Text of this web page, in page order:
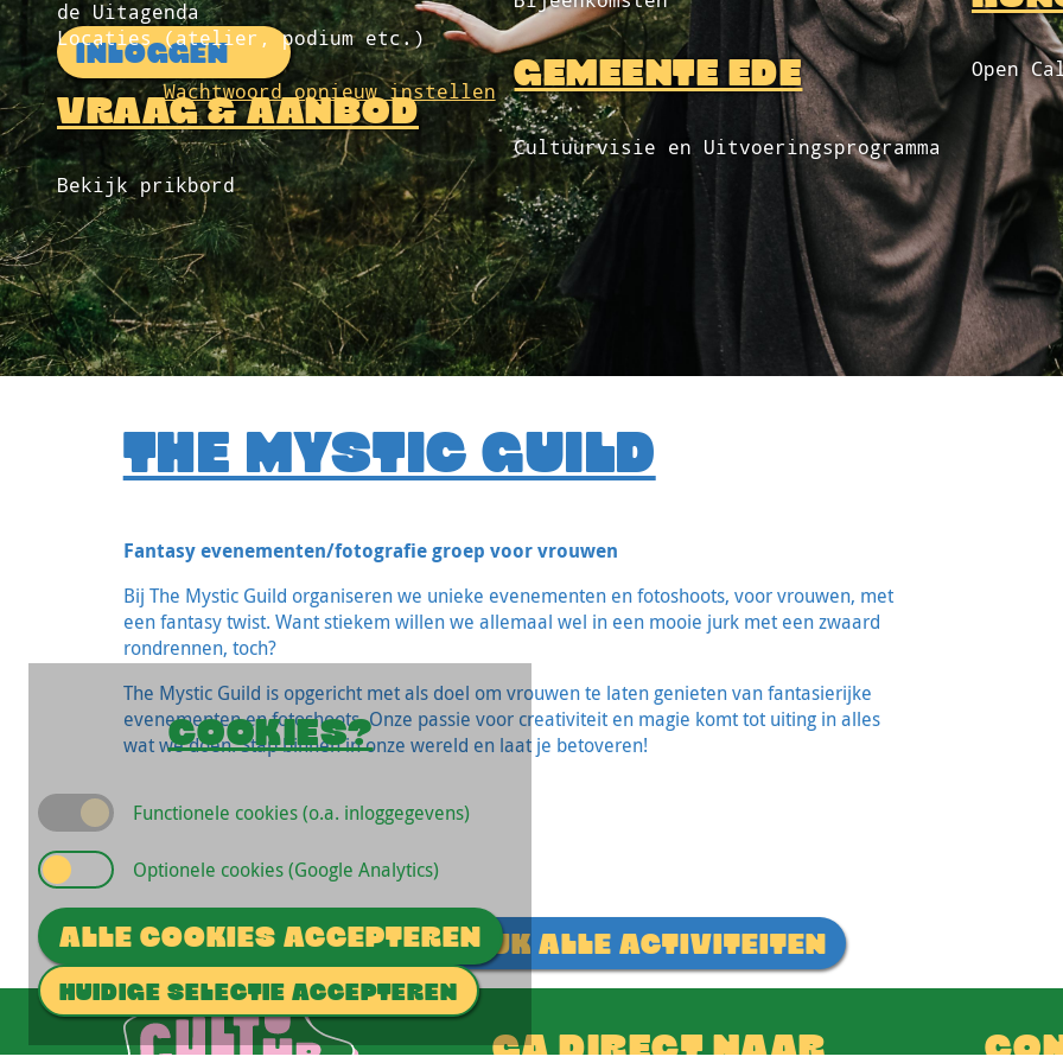
INLOGGEN
Wachtwoord opnieuw instellen
de Uitagenda
Locaties (atelier, podium etc.)
VRAAG & AANBOD
Bekijk prikbord
GEMEENTE EDE
Cultuurvisie en Uitvoeringsprogramma
Open
THE MYSTIC GUILD
Fantasy evenementen/fotografie groep voor vrouwen
Bij The Mystic Guild organiseren we unieke evenementen en fotoshoots, voor vrouwen, met
een fantasy twist. Want stiekem willen we allemaal wel in een mooie jurk met een zwaard
rondrennen, toch?
The Mystic Guild is opgericht met als doel om vrouwen te laten genieten van fantasierijke
evenementen en fotoshoots. Onze passie voor creativiteit en magie komt tot uiting in alles
wat we doen. Stap binnen in onze wereld en laat je betoveren!
STUUR EEN MAIL BEKIJK ALLE ACTIVITEITEN
GA DIRECT NAAR
COOKIES?
Functionele cookies (o.a. inloggegevens)
Optionele cookies (Google Analytics)
ALLE COOKIES ACCEPTEREN
HUIDIGE SELECTIE ACCEPTEREN